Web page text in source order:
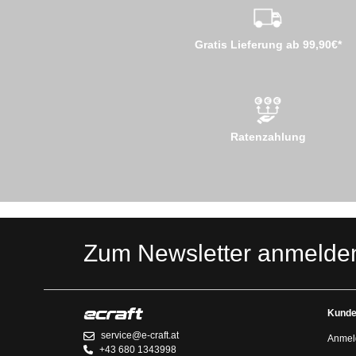
Gratis Lieferung ab 99,90€*
Ratenzahlung
Zum Newsletter
service@e-craft.at
+43 680 1343998